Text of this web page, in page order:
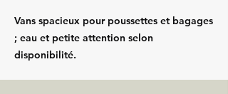
Vans spacieux pour poussettes et bagages
; eau et petite attention selon
disponibilité.